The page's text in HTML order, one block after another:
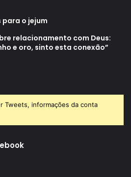
para o jejum
relacionamento com Deus:
e oro, sinto esta conexão”
Tweets, informações da conta